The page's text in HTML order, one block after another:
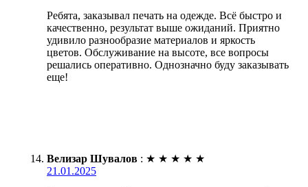
Ребята, заказывал печать на одежде. Всё быстро и
качественно, результат выше ожиданий. Приятно
удивило разнообразие материалов и яркость
цветов. Обслуживание на высоте, все вопросы
решались оперативно. Однозначно буду заказывать
еще!
Велизар Шувалов : ★ ★ ★ ★ ★
21.01.2025